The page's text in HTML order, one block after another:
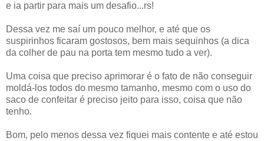
e ia partir para mais um desafio...rs!
Dessa vez me saí um pouco melhor, e até que os
suspirinhos ficaram gostosos, bem mais sequinhos (a dica
da colher de pau na porta tem mesmo tudo a ver).
Uma coisa que preciso aprimorar é o fato de não conseguir
moldá-los todos do mesmo tamanho, mesmo com o uso do
saco de confeitar é preciso jeito para isso, coisa que não
tenho.
Bom, pelo menos dessa vez fiquei mais contente e até estou